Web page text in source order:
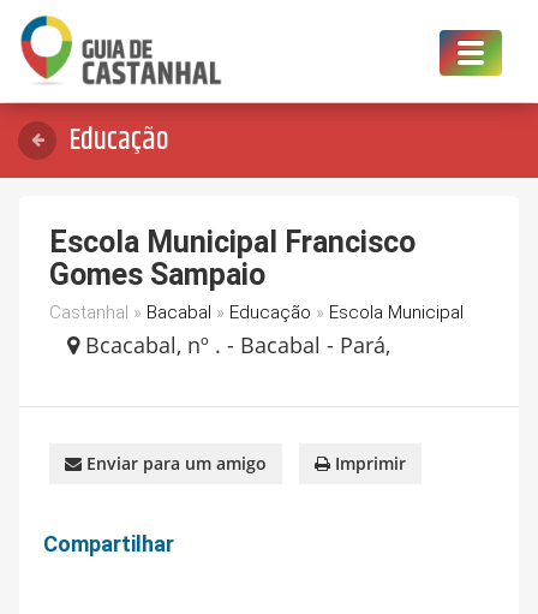
Toggle
Educação
Escola Municipal Francisco
Gomes Sampaio
Castanhal » Bacabal » Educação » Escola Municipal
Bcacabal, nº . - Bacabal - Pará,
Enviar para um amigo Imprimir
Compartilhar